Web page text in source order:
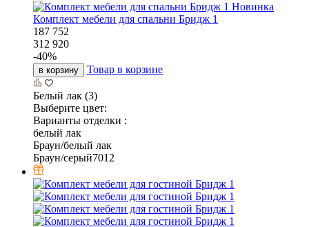
Новинка
Комплект мебели для спальни Бридж 1
187 752
312 920
-40%
в корзину Товар в корзине
Белый лак (3)
Выберите цвет:
Варианты отделки :
белый лак
Браун/белый лак
Браун/серый7012